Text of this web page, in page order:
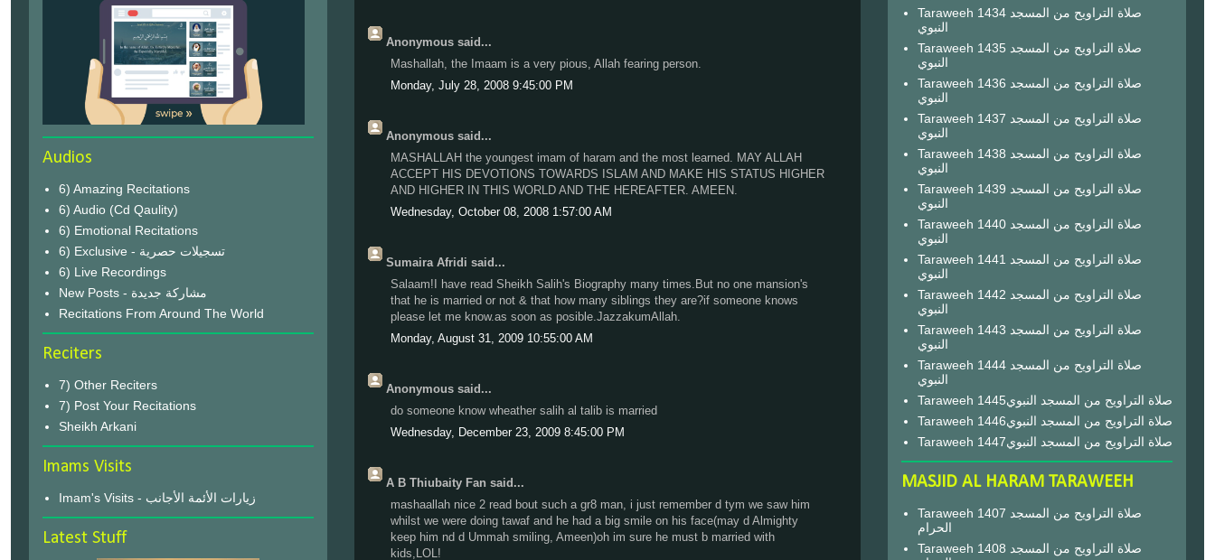
Anonymous said...
Mashallah, the Imaam is a very pious, Allah fearing person.
Monday, July 28, 2008 9:45:00 PM
Anonymous said...
MASHALLAH the youngest imam of haram and the most learned. MAY ALLAH
ACCEPT HIS DEVOTIONS TOWARDS ISLAM AND MAKE HIS STATUS HIGHER
AND HIGHER IN THIS WORLD AND THE HEREAFTER. AMEEN.
Wednesday, October 08, 2008 1:57:00 AM
Sumaira Afridi said...
Salaam!I have read Sheikh Salih's Biography many times.But no one mansion's
that he is married or not & that how many siblings they are?if someone knows
please let me know.as soon as posible.JazzakumAllah.
Monday, August 31, 2009 10:55:00 AM
Anonymous said...
do someone know wheather salih al talib is married
Wednesday, December 23, 2009 8:45:00 PM
A B Thiubaity Fan said...
mashaallah nice 2 read bout such a gr8 man, i just remember d tym we saw him
whilst we were doing tawaf and he had a big smile on his face(may d Almighty
keep him nd d Ummah smiling, Ameen)oh im sure he must b married with
kids,LOL!
Audios
6) Amazing Recitations
6) Audio (Cd Qaulity)
6) Emotional Recitations
6) Exclusive - تسجيلات حصرية
6) Live Recordings
New Posts - مشاركة جديدة
Recitations From Around The World
Reciters
7) Other Reciters
7) Post Your Recitations
Sheikh Arkani
Imams Visits
Imam's Visits - زيارات الأئمة الأجانب
Latest Stuff
Taraweeh 1434 صلاة التراويح من المسجد
النبوي
Taraweeh 1435 صلاة التراويح من المسجد
النبوي
Taraweeh 1436 صلاة التراويح من المسجد
النبوي
Taraweeh 1437 صلاة التراويح من المسجد
النبوي
Taraweeh 1438 صلاة التراويح من المسجد
النبوي
Taraweeh 1439 صلاة التراويح من المسجد
النبوي
Taraweeh 1440 صلاة التراويح من المسجد
النبوي
Taraweeh 1441 صلاة التراويح من المسجد
النبوي
Taraweeh 1442 صلاة التراويح من المسجد
النبوي
Taraweeh 1443 صلاة التراويح من المسجد
النبوي
Taraweeh 1444 صلاة التراويح من المسجد
النبوي
Taraweeh 1445صلاة التراويح من المسجد النبوي
Taraweeh 1446صلاة التراويح من المسجد النبوي
Taraweeh 1447صلاة التراويح من المسجد النبوي
MASJID AL HARAM TARAWEEH
Taraweeh 1407 صلاة التراويح من المسجد
الحرام
Taraweeh 1408 صلاة التراويح من المسجد